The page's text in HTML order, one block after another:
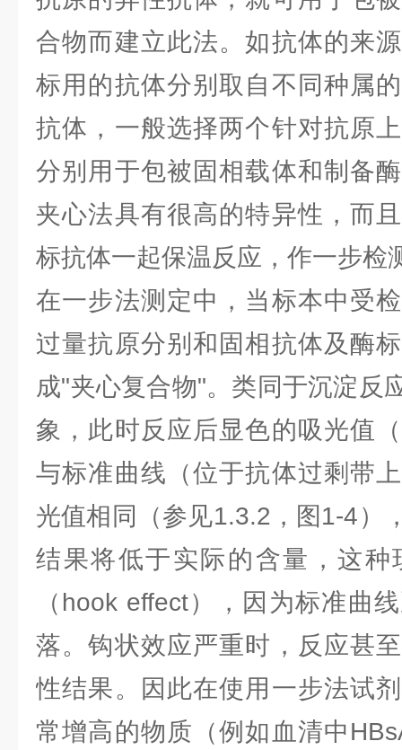
合物而建立此法。如抗体的来
标用的抗体分别取自不同种属
抗体，一般选择两个针对抗原
分别用于包被固相载体和制备
夹心法具有很高的特异性，而
标抗体一起保温反应，作一步检
在一步法测定中，当标本中受
过量抗原分别和固相抗体及酶
成"夹心复合物"。类同于沉淀反
象，此时反应后显色的吸光值
与标准曲线（位于抗体过剩带
光值相同（参见1.3.2，图1-4）
结果将低于实际的含量，这种
（hook effect），因为标准曲
落。钩状效应严重时，反应甚
性结果。因此在使用一步法试
常增高的物质（例如血清中